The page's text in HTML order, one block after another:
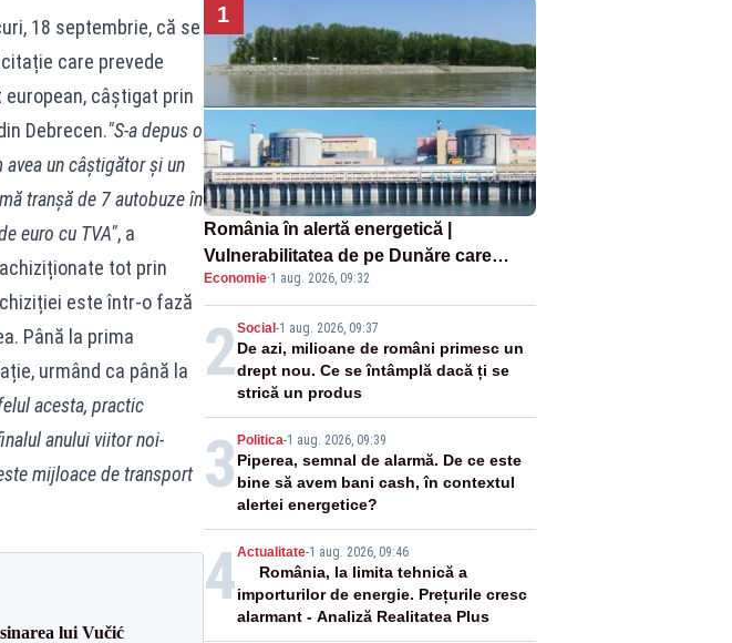
18 septembrie, că se
care prevede
câștigat prin
Debrecen."S-a depus o
un câștigător și un
tranșă de 7 autobuze în
euro cu TVA", a
tot prin
este într-o fază
Până la prima
urmând ca până la
acesta, practic
anului viitor noi-
mijloace de transport
lui Vučić
1
România în alertă energetică |
Vulnerabilitatea de pe Dunăre care
pune în pericol Centrala Cernavodă era
cunoscută de pe vremea lui Ceaușescu
Economie·1 aug. 2026, 09:32
2Social-1 aug. 2026, 09:37
De azi, milioane de români primesc un
drept nou. Ce se întâmplă dacă ți se
strică un produs
3 Politica-1 aug. 2026, 09:39
Piperea, semnal de alarmă. De ce este
bine să avem bani cash, în contextul
alertei energetice?
4Actualitate-1 aug. 2026, 09:46
România, la limita tehnică a
importurilor de energie. Prețurile cresc
alarmant - Analiză Realitatea Plus